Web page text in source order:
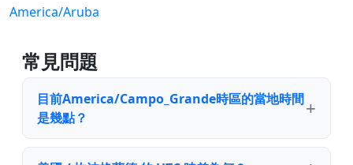
America/Aruba
常見問題
目前America/Campo_Grande時區的當地時間
是幾點？